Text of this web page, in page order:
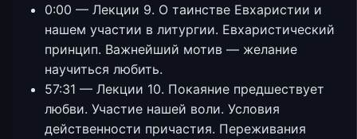
0:00 — Лекции 9. О таинстве Евхаристии и
нашем участии в литургии. Евхаристический
принцип. Важнейший мотив — желание
научиться любить.
57:31 — Лекции 10. Покаяние предшествует
любви. Участие нашей воли. Условия
действенности причастия. Переживания